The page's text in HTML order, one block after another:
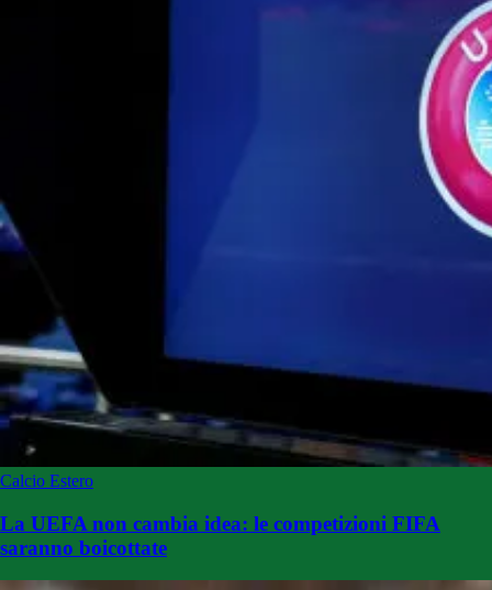
Calcio Estero
La UEFA non cambia idea: le competizioni FIFA
saranno boicottate